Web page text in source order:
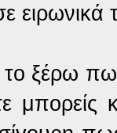
ειρωνικά
ξέρω